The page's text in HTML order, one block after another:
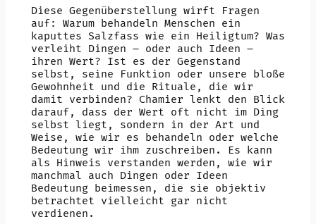
Diese Gegenüberstellung wirft Fragen
auf: Warum behandeln Menschen ein
kaputtes Salzfass wie ein Heiligtum? Was
verleiht Dingen – oder auch Ideen –
ihren Wert? Ist es der Gegenstand
selbst, seine Funktion oder unsere bloße
Gewohnheit und die Rituale, die wir
damit verbinden? Chamier lenkt den Blick
darauf, dass der Wert oft nicht im Ding
selbst liegt, sondern in der Art und
Weise, wie wir es behandeln oder welche
Bedeutung wir ihm zuschreiben. Es kann
als Hinweis verstanden werden, wie wir
manchmal auch Dingen oder Ideen
Bedeutung beimessen, die sie objektiv
betrachtet vielleicht gar nicht
verdienen.